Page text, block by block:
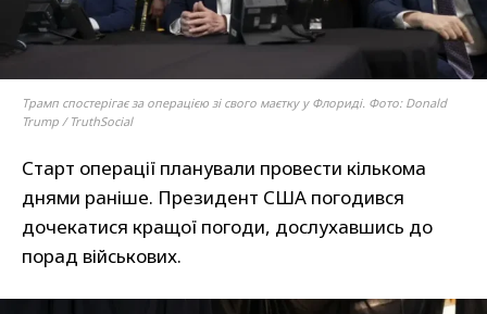
Трамп спостерігає за операцією зі свого маєтку у Флориді. Фото: Donald
Trump / TruthSocial
Старт операції планували провести кількома
днями раніше. Президент США погодився
дочекатися кращої погоди, дослухавшись до
порад військових.